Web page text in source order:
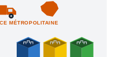
MÉTROPOLITAINE